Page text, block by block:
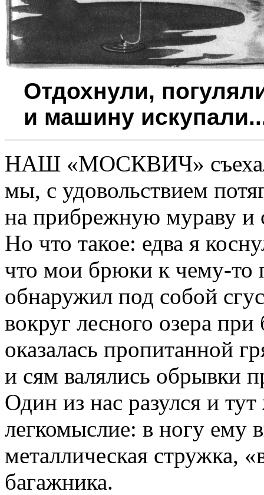
Отдохнули,
и машину
НАШ «МОСКВИЧ»
мы, с удовольствием
на прибрежную мураву и
Но что такое: едва я
что мои брюки к чему-то
обнаружил под собой
вокруг лесного озера
оказалась пропитанной
и сям валялись обрывки
Один из нас разулся и
легкомыслие: в ногу ему
металлическая стружка,
багажника.